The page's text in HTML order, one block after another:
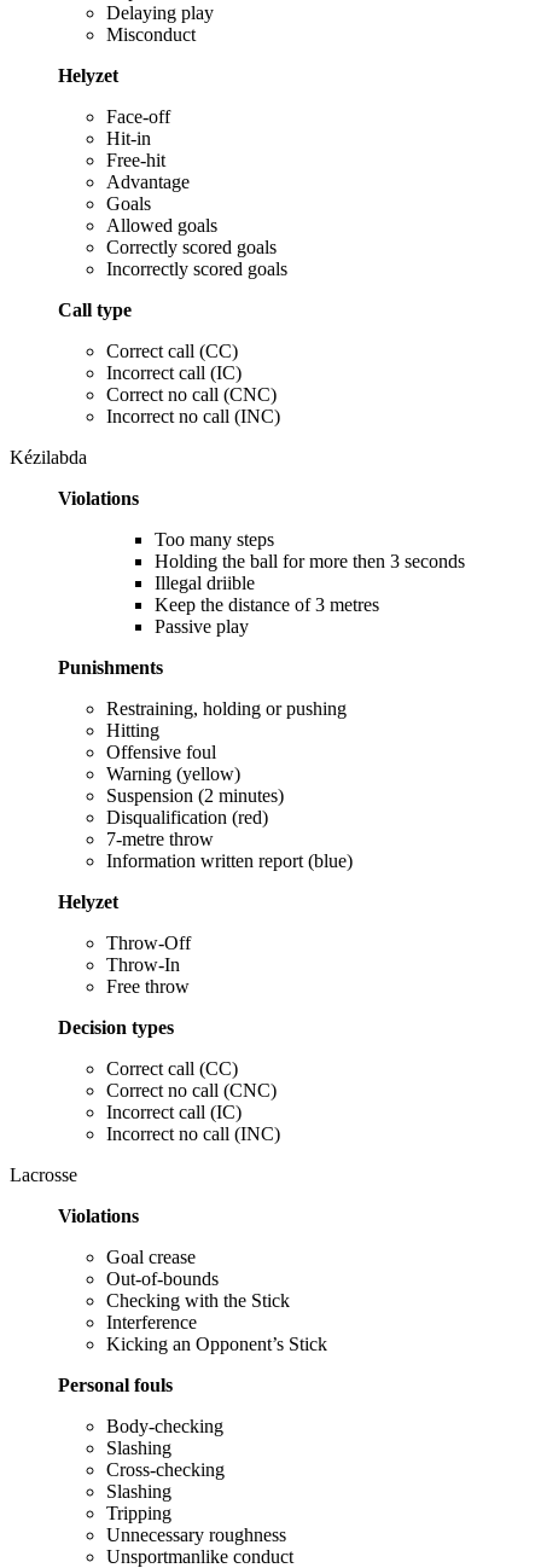
Delaying play
Misconduct
Helyzet
Face-off
Hit-in
Free-hit
Advantage
Goals
Allowed goals
Correctly scored goals
Incorrectly scored goals
Call type
Correct call (CC)
Incorrect call (IC)
Correct no call (CNC)
Incorrect no call (INC)
Kézilabda
Violations
Too many steps
Holding the ball for more then 3 seconds
Illegal driible
Keep the distance of 3 metres
Passive play
Punishments
Restraining, holding or pushing
Hitting
Offensive foul
Warning (yellow)
Suspension (2 minutes)
Disqualification (red)
7-metre throw
Information written report (blue)
Helyzet
Throw-Off
Throw-In
Free throw
Decision types
Correct call (CC)
Correct no call (CNC)
Incorrect call (IC)
Incorrect no call (INC)
Lacrosse
Violations
Goal crease
Out-of-bounds
Checking with the Stick
Interference
Kicking an Opponent’s Stick
Personal fouls
Body-checking
Slashing
Cross-checking
Slashing
Tripping
Unnecessary roughness
Unsportmanlike conduct